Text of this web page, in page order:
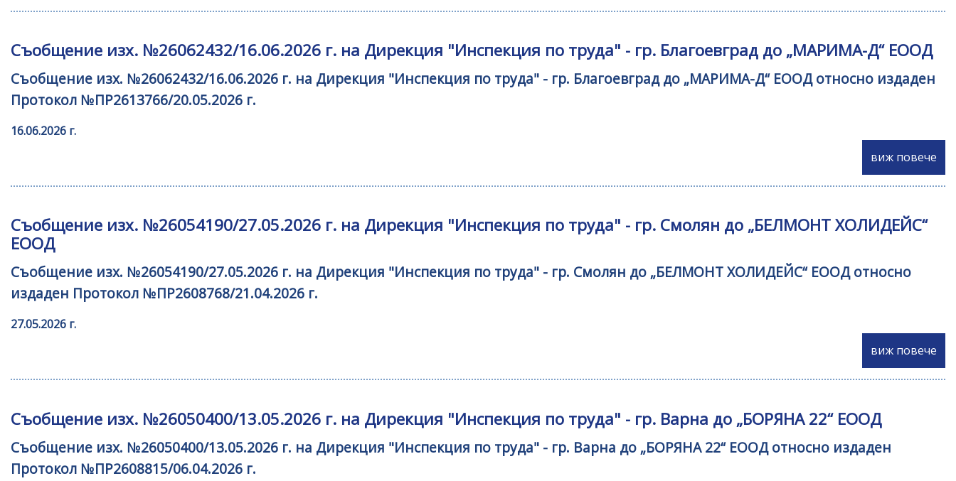
Съобщение изх. №26062432/16.06.2026 г. на Дирекция "Инспекция по труда" - гр. Благоевград до „МАРИМА-Д“ ЕООД
Съобщение изх. №26062432/16.06.2026 г. на Дирекция "Инспекция по труда" - гр. Благоевград до „МАРИМА-Д“ ЕООД относно издаден
Протокол №ПР2613766/20.05.2026 г.
16.06.2026 г.
виж повече
Съобщение изх. №26054190/27.05.2026 г. на Дирекция "Инспекция по труда" - гр. Смолян до „БЕЛМОНТ ХОЛИДЕЙС“
ЕООД
Съобщение изх. №26054190/27.05.2026 г. на Дирекция "Инспекция по труда" - гр. Смолян до „БЕЛМОНТ ХОЛИДЕЙС“ ЕООД относно
издаден Протокол №ПР2608768/21.04.2026 г.
27.05.2026 г.
виж повече
Съобщение изх. №26050400/13.05.2026 г. на Дирекция "Инспекция по труда" - гр. Варна до „БОРЯНА 22“ ЕООД
Съобщение изх. №26050400/13.05.2026 г. на Дирекция "Инспекция по труда" - гр. Варна до „БОРЯНА 22“ ЕООД относно издаден
Протокол №ПР2608815/06.04.2026 г.